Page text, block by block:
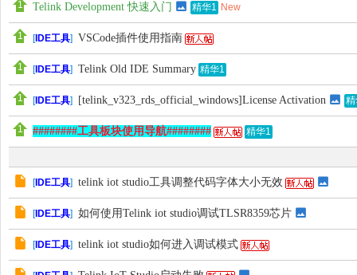
Telink Development 快速入门 精华1 New
[IDE工具] VSCode插件使用指南
[IDE工具] Telink Old IDE Summary 精华1
[IDE工具] [telink_v323_rds_official_windows]License Activation
########工具板块使用导航######## 精华1
[IDE工具] telink iot studio工具调整代码字体大小无效
[IDE工具] 如何使用Telink iot studio调试TLSR8359芯片
[IDE工具] telink iot studio如何进入调试模式